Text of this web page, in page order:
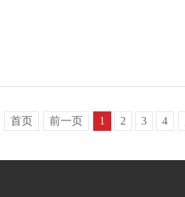
首页 前一页 1 2 3 4